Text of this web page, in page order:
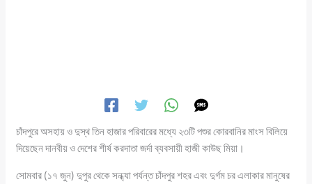
চাঁদপুরে অসহায় ও দুস্থ তিন হাজার পরিবারের মধ্যে ২৩টি পশুর কোরবানির মাংস বিলিয়ে
দিয়েছেন দানবীয় ও দেশের শীর্ষ করদাতা জর্দা ব্যবসায়ী হাজী কাউছ মিয়া।
সোমবার (১৭ জুন) দুপুর থেকে সন্ধ্যা পর্যন্ত চাঁদপুর শহর এবং দুর্গম চর এলাকার মানুষের